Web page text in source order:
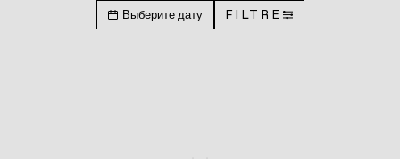
Выберите дату FILTRE